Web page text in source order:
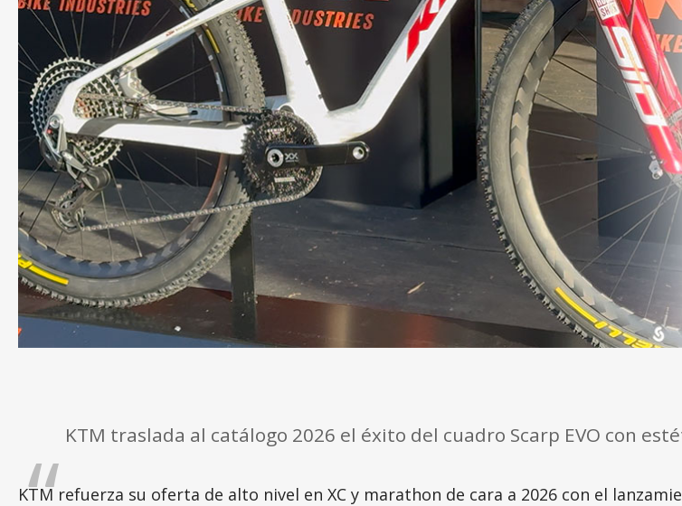
KTM traslada al catálogo 2026 el éxito del cuadro Scarp EVO con
KTM refuerza su oferta de alto nivel en XC y marathon de cara a 2026 con el